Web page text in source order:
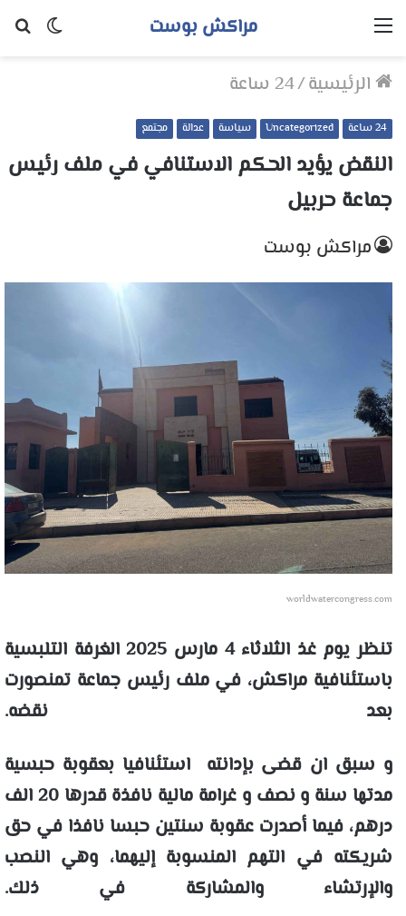
الوضع
مراكش بوست القائمة
الرئيسية/24 ساعة
24 ساعة Uncategorized سياسة عدالة مجتمع
النقض يؤيد الحكم الاستنافي في ملف رئيس
جماعة حربيل
مراكش بوست
worldwatercongress.com
تنظر يوم غذ الثلاثاء 4 مارس 2025 الغرفة التلبسية
باستئنافية مراكش، في ملف رئيس جماعة تمنصورت
بعد نقضه.
و سبق ان قضى بإدانته استئنافيا بعقوبة حبسية
مدتها سنة و نصف و غرامة مالية نافذة قدرها 20 الف
درهم، فيما أصدرت عقوبة سنتين حبسا نافذا في حق
شريكته في التهم المنسوبة إليهما، وهي النصب
والإرتشاء والمشاركة في ذلك.